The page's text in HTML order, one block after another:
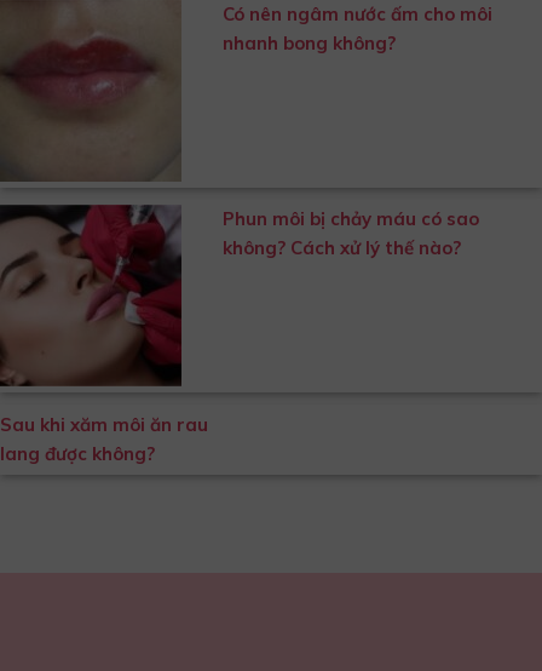
Có nên ngâm nước ấm cho môi
nhanh bong không?
Phun môi bị chảy máu có sao
không? Cách xử lý thế nào?
Sau khi xăm môi ăn rau
lang được không?